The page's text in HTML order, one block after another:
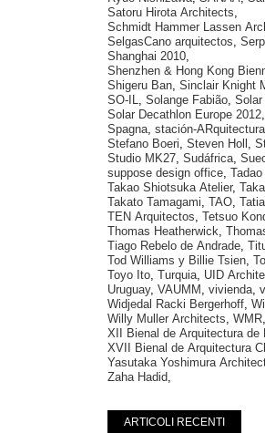
Satoru Hirota Architects,
Schmidt Hammer Lassen
SelgasCano arquitectos,
Shanghai 2010,
Shenzhen & Hong Kong
Shigeru Ban, Sinclair Knight
SO-IL, Solange Fabião, Solar
Solar Decathlon Europe 2012,
Spagna, stación-
Stefano Boeri, Steven Holl ,
Studio MK27, Sudáfrica,
suppose design office,
Takao Shiotsuka Atelier,
Takato Tamagami, TAO,
TEN Arquitectos, Tetsuo
Thomas Heatherwick,
Tiago Rebelo de Andrade,
Tod Williams y Billie Tsien,
Toyo Ito, Turquia, UID
Uruguay, VAUMM , vivienda,
Widjedal Racki Bergerhoff,
Willy Muller Architects, WMR,
XII Bienal de Arquitectura de
XVII Bienal de Arquitectura
Yasutaka Yoshimura
Zaha Hadid,
ARTICOLI RECENTI